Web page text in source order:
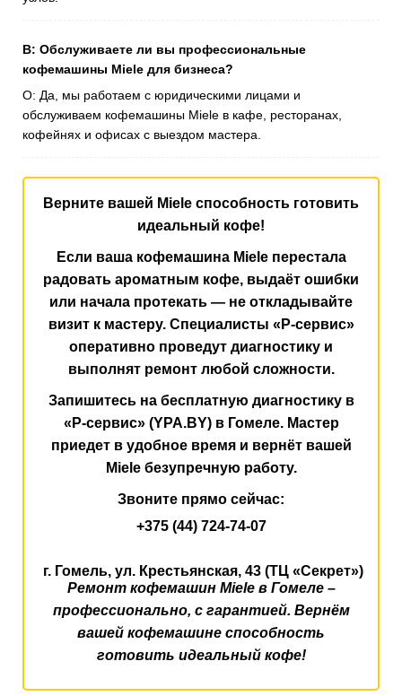
В: Обслуживаете ли вы профессиональные
кофемашины Miele для бизнеса?
О: Да, мы работаем с юридическими лицами и
обслуживаем кофемашины Miele в кафе, ресторанах,
кофейнях и офисах с выездом мастера.
Верните вашей Miele способность готовить
идеальный кофе!
Если ваша кофемашина Miele перестала
радовать ароматным кофе, выдаёт ошибки
или начала протекать — не откладывайте
визит к мастеру. Специалисты «Р-сервис»
оперативно проведут диагностику и
выполнят ремонт любой сложности.
Запишитесь на бесплатную диагностику в
«Р-сервис» (YPA.BY) в Гомеле. Мастер
приедет в удобное время и вернёт вашей
Miele безупречную работу.
Звоните прямо сейчас:
+375 (44) 724-74-07
г. Гомель, ул. Крестьянская, 43(ТЦ «Секрет»)
Ремонт кофемашин Miele в Гомеле –
профессионально, с гарантией. Вернём
вашей кофемашине способность
готовить идеальный кофе!